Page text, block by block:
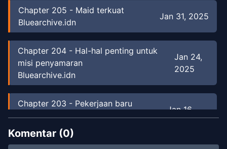
Chapter 205 - Maid terkuat
Bluearchive.idn
Jan 31, 2025
Chapter 204- Hal-hal penting untuk
misi penyamaran
Bluearchive.idn
Jan 24,
2025
Chapter 203 - Pekerjaan baru
telah hadir
Bluearchive.idn
Jan 16,
Komentar (0)